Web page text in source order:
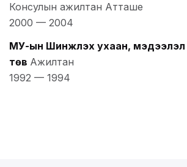
Консулын ажилтан Атташе
2000 — 2004
МУ-ын Шинжлэх ухаан, мэдээлэл
төв Ажилтан
1992 — 1994